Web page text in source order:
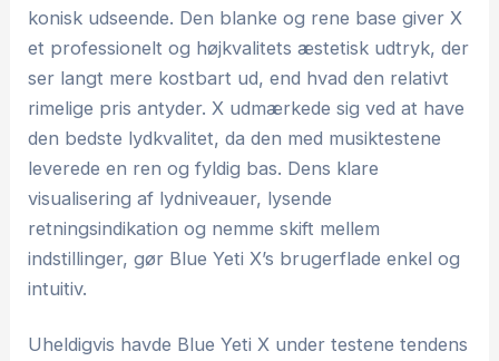
konisk udseende. Den blanke og rene base giver X
et professionelt og højkvalitets æstetisk udtryk, der
ser langt mere kostbart ud, end hvad den relativt
rimelige pris antyder. X udmærkede sig ved at have
den bedste lydkvalitet, da den med musiktestene
leverede en ren og fyldig bas. Dens klare
visualisering af lydniveauer, lysende
retningsindikation og nemme skift mellem
indstillinger, gør Blue Yeti X’s brugerflade enkel og
intuitiv.
Uheldigvis havde Blue Yeti X under testene tendens